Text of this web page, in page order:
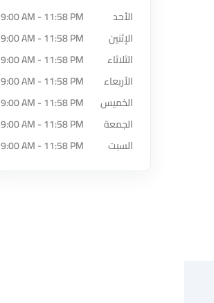
الأحد
9:00 AM - 11:58 PM
الإثنين
9:00 AM - 11:58 PM
الثلاثاء
9:00 AM - 11:58 PM
الأربعاء
9:00 AM - 11:58 PM
الخميس
9:00 AM - 11:58 PM
الجمعة
9:00 AM - 11:58 PM
السبت
9:00 AM - 11:58 PM